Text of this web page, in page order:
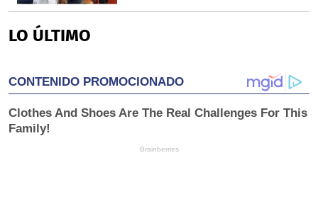
LO ÚLTIMO